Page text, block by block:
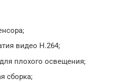
видео Н.264;
плохого освещения;
сборка;